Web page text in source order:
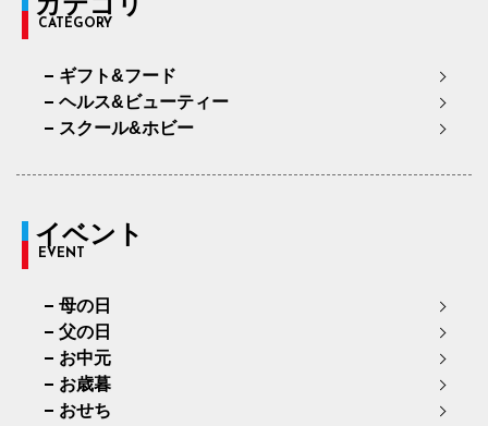
CATEGORY
ギフト&フード
ヘルス&ビューティー
スクール&ホビー
イベント
EVENT
母の日
父の日
お中元
お歳暮
おせち